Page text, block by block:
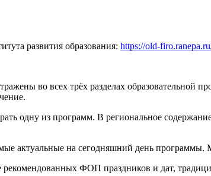
развития образования: https://old-
во всех трёх разделах образовательной
одну из программ. В региональное
актуальные на сегодняшний день
ФОП праздников и дат,